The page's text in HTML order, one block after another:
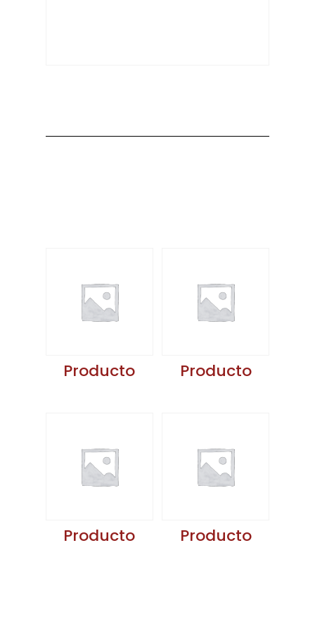
Producto Producto
Producto Producto